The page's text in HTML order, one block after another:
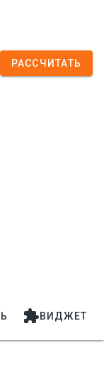
РАССЧИТАТЬ
ВИДЖЕТ